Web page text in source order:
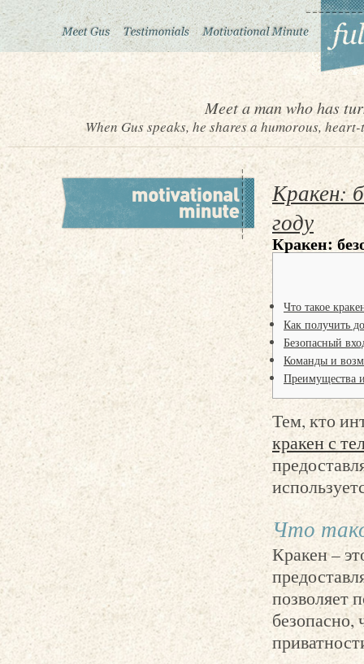
Meet a man who has
When Gus speaks, he shares a humorous,
Кракен:
году
Кракен:
Что такое
Как получить
Безопасный
Команды и
Преимущества
Тем, кто
кракен с
Что
Кракен –
позволяет
безопасно,